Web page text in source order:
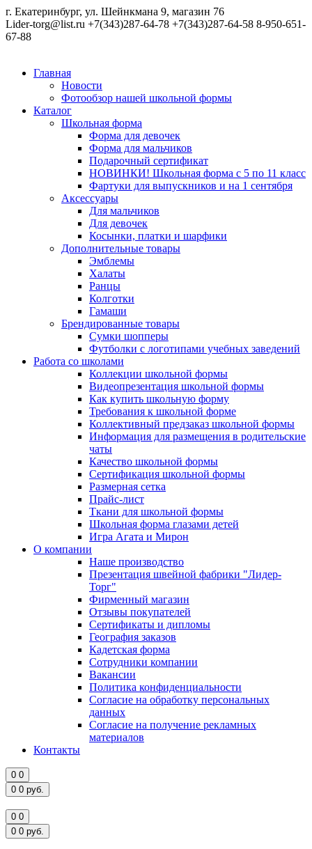
г. Екатеринбург, ул. Шейнкмана 9, магазин 76
Lider-torg@list.ru +7(343)287-64-78 +7(343)287-64-58 8-950-651-
67-88
Главная
Новости
Фотообзор нашей школьной формы
Каталог
Школьная форма
Форма для девочек
Форма для мальчиков
Подарочный сертификат
НОВИНКИ! Школьная форма с 5 по 11 класс
Фартуки для выпускников и на 1 сентября
Аксессуары
Для мальчиков
Для девочек
Косынки, платки и шарфики
Дополнительные товары
Эмблемы
Халаты
Ранцы
Колготки
Гамаши
Брендированные товары
Сумки шопперы
Футболки с логотипами учебных заведений
Работа со школами
Коллекции школьной формы
Видеопрезентация школьной формы
Как купить школьную форму
Требования к школьной форме
Коллективный предзаказ школьной формы
Информация для размещения в родительские
чаты
Качество школьной формы
Сертификация школьной формы
Размерная сетка
Прайс-лист
Ткани для школьной формы
Школьная форма глазами детей
Игра Агата и Мирон
О компании
Наше производство
Презентация швейной фабрики "Лидер-
Торг"
Фирменный магазин
Отзывы покупателей
Сертификаты и дипломы
География заказов
Кадетская форма
Сотрудники компании
Вакансии
Политика конфиденциальности
Согласие на обработку персональных
данных
Согласие на получение рекламных
материалов
Контакты
0 0
0 0 руб.
0 0
0 0 руб.